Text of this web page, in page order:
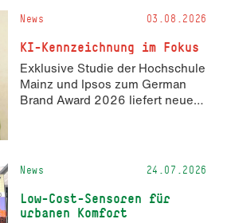
und 14. November 2026 den
Hackathon hack4GDI_DE an der
Hochschule Mainz aus. Die
Anmeldung ist geöffnet und bis
zum 2. Oktober 2026 möglich.
News 03.08.2026
KI-Kennzeichnung im Fokus
Exklusive Studie der Hochschule
Mainz und Ipsos zum German
Brand Award 2026 liefert neue
News 24.07.2026
Low-Cost-Sensoren für
urbanen Komfort